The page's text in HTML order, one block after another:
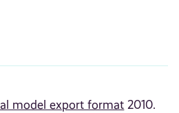
model export format 2010.